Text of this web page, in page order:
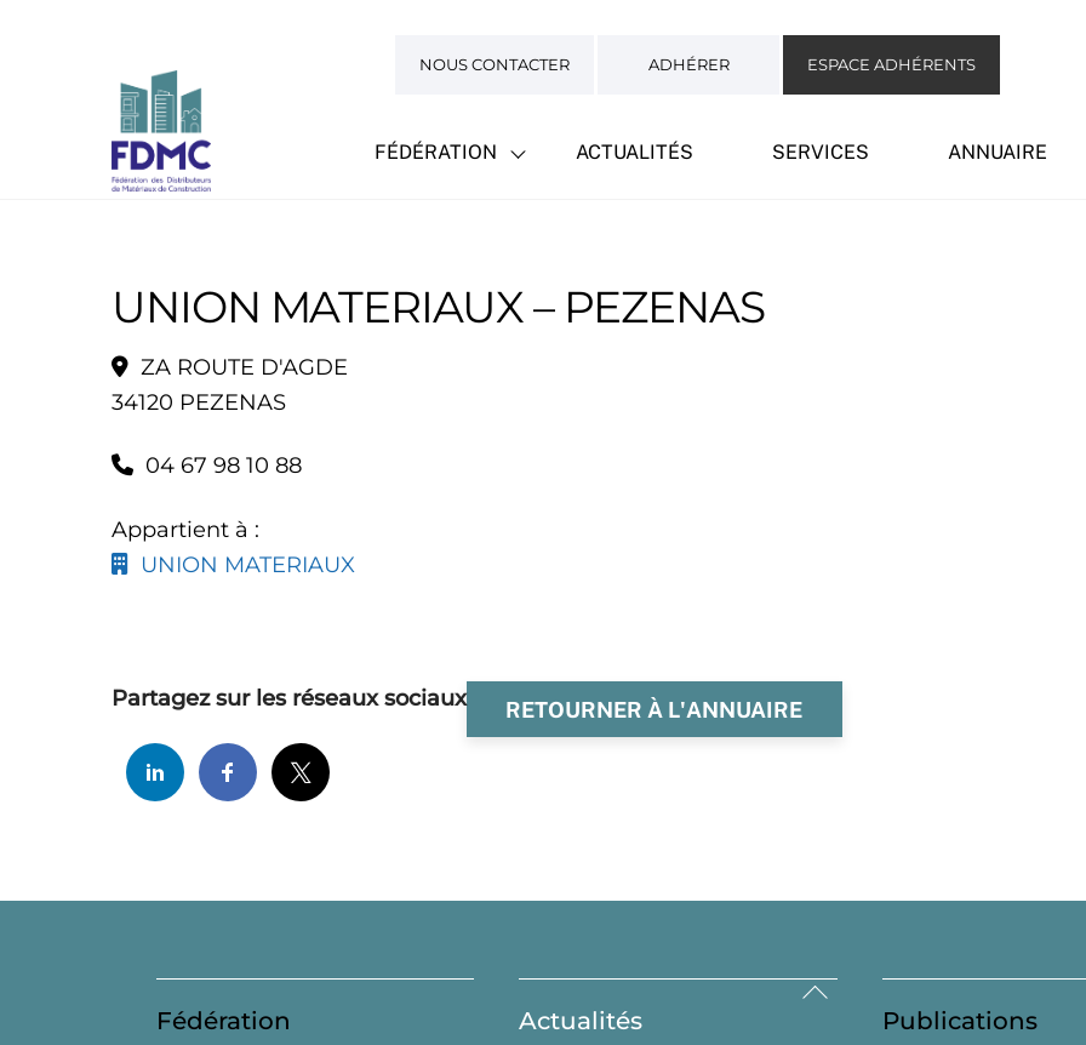
NOUS CONTACTER ADHÉRER ESPACE ADHÉRENTS
FÉDÉRATION ACTUALITÉS SERVICES ANNUAIRE
UNION MATERIAUX – PEZENAS
ZA ROUTE D'AGDE
34120 PEZENAS
04 67 98 10 88
Appartient à :
UNION MATERIAUX
RETOURNER À L'ANNUAIRE
Partagez sur les réseaux sociaux
Back
Fédération Actualités Publications